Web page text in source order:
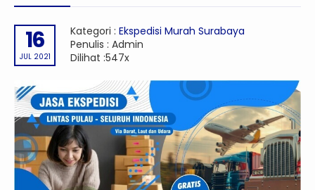
16
JUL 2021
Kategori : Ekspedisi Murah Surabaya
Penulis : Admin
Dilihat :547x